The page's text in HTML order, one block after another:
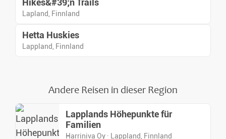
Hikes&#39;n Trails
Lapland, Finnland
Hetta Huskies
Lappland, Finnland
Andere Reisen in dieser Region
Lapplands Höhepunkte für
Familien
Harriniva Oy · Lappland, Finnland